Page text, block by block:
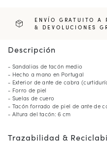
ENVÍO GRATUITO A
& DEVOLUCIONES
Descripción
- Sandalias de tacón medio
- Hecho a mano en Portugal
- Exterior de ante de cabra
- Forro de piel
- Suelas de cuero
- Tacón forrado de piel de ante de
- Altura del tacón: 6 cm
Trazabilidad &